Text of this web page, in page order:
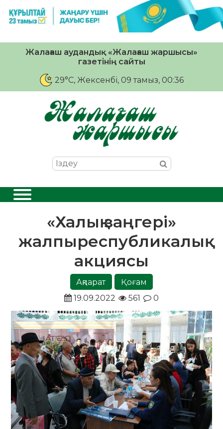
Жалағаш аудандық «Жалағаш жаршысы»
газетінің сайты
29°C, Жексенбі, 09 тамыз, 00:36
«Халық заңгері»
жалпыреспубликалық
акциясы
Ақпарат
Қоғам
19.09.2022
561 0